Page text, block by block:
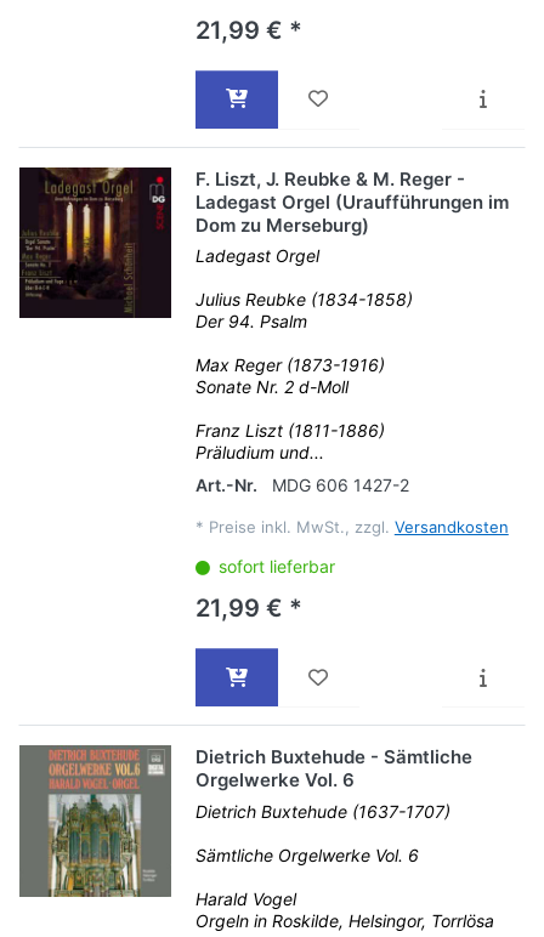
21,99 € *
F. Liszt, J. Reubke & M. Reger -
Ladegast Orgel (Uraufführungen im
Dom zu Merseburg)
Ladegast Orgel
Julius Reubke (1834-1858)
Der 94. Psalm
Max Reger (1873-1916)
Sonate Nr. 2 d-Moll
Franz Liszt (1811-1886)
Präludium und...
Art.-Nr.
MDG 606 1427-2
* Preise inkl. MwSt., zzgl. Versandkosten
sofort lieferbar
21,99 € *
Dietrich Buxtehude - Sämtliche
Orgelwerke Vol. 6
Dietrich Buxtehude (1637-1707)
Sämtliche Orgelwerke Vol. 6
Harald Vogel
Orgeln in Roskilde, Helsingor, Torrlösa